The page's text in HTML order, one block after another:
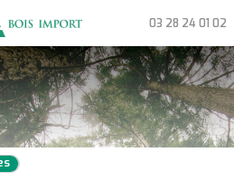
03 28 24 01 02